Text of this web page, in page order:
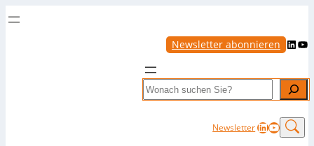
Newsletter abonnieren LinkedIn YouTube
Search
NewsletterLinkedIn